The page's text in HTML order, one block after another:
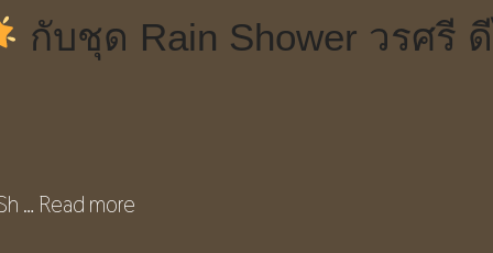
กับชุด Rain Shower วรศรี
… Read more